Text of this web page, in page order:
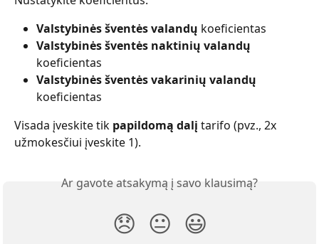
Valstybinės šventės valandų koeficientas
Valstybinės šventės naktinių valandų
koeficientas
Valstybinės šventės vakarinių valandų
koeficientas
Visada įveskite tik papildomą dalį tarifo (pvz., 2x
užmokesčiui įveskite 1).
Ar gavote atsakymą į savo klausimą?
😞 😐 😃